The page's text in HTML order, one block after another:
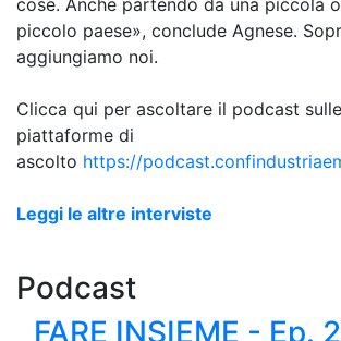
cose. Anche partendo da una piccola
piccolo paese», conclude Agnese.
aggiungiamo noi.
Clicca qui per ascoltare il podcast
piattaforme di
ascolto https://
Leggi le altre interviste
Podcast
FARE INSIEME - Ep.